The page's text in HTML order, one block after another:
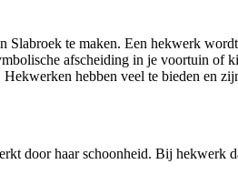
te maken. Een hekwerk
afscheiding in je voortuin of
hebben veel te bieden en
door haar schoonheid. Bij